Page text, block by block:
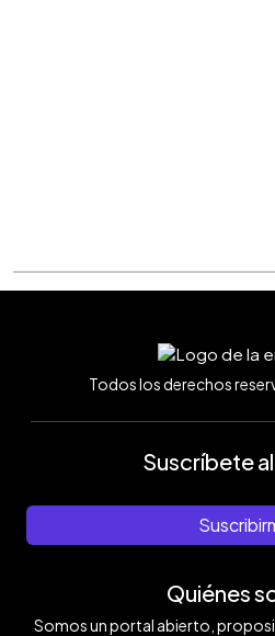
Todos los derechos
Suscríbete
Quiénes
Somos un portal abierto,